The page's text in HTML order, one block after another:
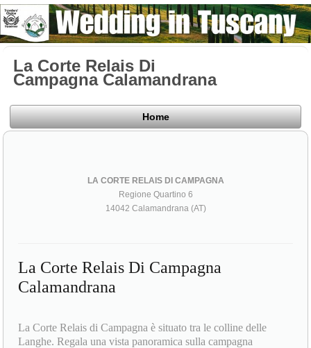
La Corte Relais Di
Campagna Calamandrana
Home
LA CORTE RELAIS DI CAMPAGNA
Regione Quartino 6
14042 Calamandrana (AT)
La Corte Relais Di Campagna
Calamandrana
La Corte Relais di Campagna è situato tra le colline delle
Langhe. Regala una vista panoramica sulla campagna